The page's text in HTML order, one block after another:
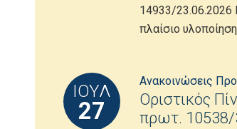
14933/23.06.2026
πλαίσιο
ΙΟΎΛ
27
Ανακοινώσεις
Οριστικός
πρωτ. 10538/